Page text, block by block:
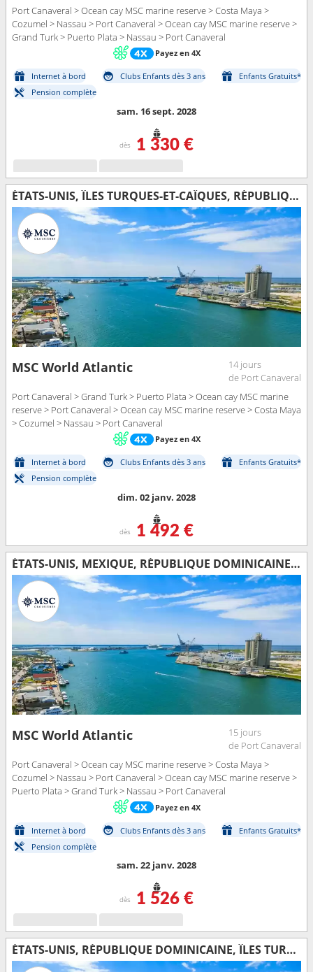
Port Canaveral > Ocean cay MSC marine reserve > Costa Maya >
Cozumel > Nassau > Port Canaveral > Ocean cay MSC marine reserve >
Grand Turk > Puerto Plata > Nassau > Port Canaveral
Payez en 4X
Internet à bord Clubs Enfants dès 3 ans
Enfants Gratuits*
Pension complète
sam. 16 sept. 2028
dès 1 330 €
ÉTATS-UNIS, ÎLES TURQUES-ET-CAÏQUES, RÉPUBLIQUE DOMINICAINE, BAHAMAS, MEXIQUE
MSC World Atlantic
14 jours
de Port Canaveral
Port Canaveral > Grand Turk > Puerto Plata > Ocean cay MSC marine
reserve > Port Canaveral > Ocean cay MSC marine reserve > Costa Maya
> Cozumel > Nassau > Port Canaveral
Payez en 4X
Internet à bord Clubs Enfants dès 3 ans
Enfants Gratuits*
Pension complète
dim. 02 janv. 2028
dès 1 492 €
ÉTATS-UNIS, MEXIQUE, RÉPUBLIQUE DOMINICAINE, ÎLES TURQUES-ET-CAÏQUES, BAHAMAS
MSC World Atlantic
15 jours
de Port Canaveral
Port Canaveral > Ocean cay MSC marine reserve > Costa Maya >
Cozumel > Nassau > Port Canaveral > Ocean cay MSC marine reserve >
Puerto Plata > Grand Turk > Nassau > Port Canaveral
Payez en 4X
Internet à bord Clubs Enfants dès 3 ans
Enfants Gratuits*
Pension complète
sam. 22 janv. 2028
dès 1 526 €
ÉTATS-UNIS, RÉPUBLIQUE DOMINICAINE, ÎLES TURQUES-ET-CAÏQUES, BAHAMAS, MEXIQUE